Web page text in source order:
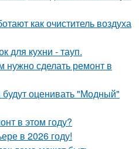
как очиститель воздуха
для кухни - тауп.
сделать ремонт в
оценивать "Модный"
в этом году?
в 2026 году!